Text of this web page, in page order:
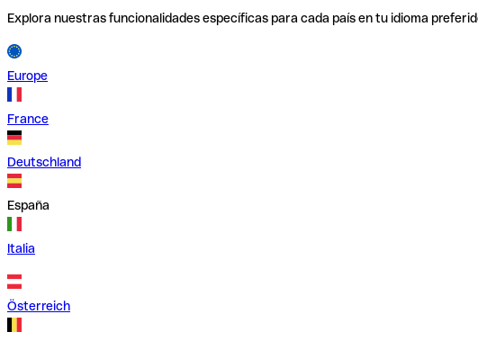
Explora nuestras funcionalidades específicas para cada país en tu idioma
Europe
France
Deutschland
España
Italia
Österreich